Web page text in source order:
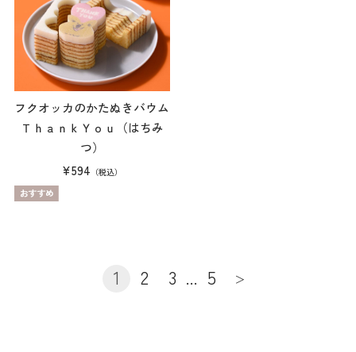
フクオッカのかたぬきバウム
ＴｈａｎｋＹｏｕ（はちみ
つ）
¥594 （税込）
1 2 3 ... 5 ＞